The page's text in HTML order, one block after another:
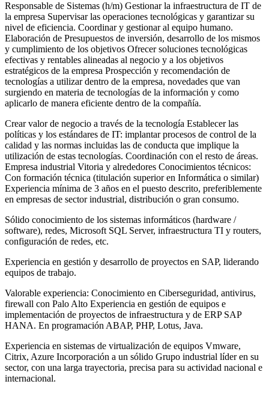
Responsable de Sistemas (h/m) Gestionar la infraestructura de IT de
la empresa Supervisar las operaciones tecnológicas y garantizar su
nivel de eficiencia. Coordinar y gestionar al equipo humano.
Elaboración de Presupuestos de inversión, desarrollo de los mismos
y cumplimiento de los objetivos Ofrecer soluciones tecnológicas
efectivas y rentables alineadas al negocio y a los objetivos
estratégicos de la empresa Prospección y recomendación de
tecnologías a utilizar dentro de la empresa, novedades que van
surgiendo en materia de tecnologías de la información y como
aplicarlo de manera eficiente dentro de la compañía.
Crear valor de negocio a través de la tecnología Establecer las
políticas y los estándares de IT: implantar procesos de control de la
calidad y las normas incluidas las de conducta que implique la
utilización de estas tecnologías. Coordinación con el resto de áreas.
Empresa industrial Vitoria y alrededores Conocimientos técnicos:
Con formación técnica (titulación superior en Informática o similar)
Experiencia mínima de 3 años en el puesto descrito, preferiblemente
en empresas de sector industrial, distribución o gran consumo.
Sólido conocimiento de los sistemas informáticos (hardware /
software), redes, Microsoft SQL Server, infraestructura TI y routers,
configuración de redes, etc.
Experiencia en gestión y desarrollo de proyectos en SAP, liderando
equipos de trabajo.
Valorable experiencia: Conocimiento en Ciberseguridad, antivirus,
firewall con Palo Alto Experiencia en gestión de equipos e
implementación de proyectos de infraestructura y de ERP SAP
HANA. En programación ABAP, PHP, Lotus, Java.
Experiencia en sistemas de virtualización de equipos Vmware,
Citrix, Azure Incorporación a un sólido Grupo industrial líder en su
sector, con una larga trayectoria, precisa para su actividad nacional e
internacional.